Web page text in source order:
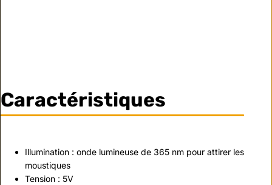
Caractéristiques
Illumination : onde lumineuse de 365 nm pour attirer les
moustiques
Tension : 5V